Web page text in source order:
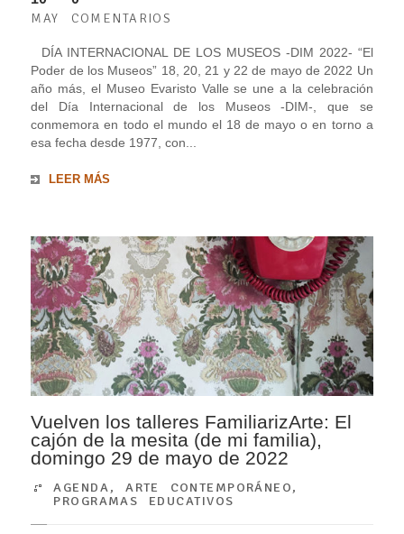
MAY COMENTARIOS
DÍA INTERNACIONAL DE LOS MUSEOS -DIM 2022- “El
Poder de los Museos” 18, 20, 21 y 22 de mayo de 2022 Un
año más, el Museo Evaristo Valle se une a la celebración
del Día Internacional de los Museos -DIM-, que se
conmemora en todo el mundo el 18 de mayo o en torno a
esa fecha desde 1977, con...
LEER MÁS
Vuelven los talleres FamiliarizArte: El
cajón de la mesita (de mi familia),
domingo 29 de mayo de 2022
AGENDA,ARTE CONTEMPORÁNEO,
PROGRAMAS EDUCATIVOS